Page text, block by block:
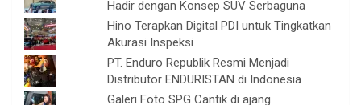
Hadir dengan Konsep SUV Serbaguna
Hino Terapkan Digital PDI untuk Tingkatkan
Akurasi Inspeksi
PT. Enduro Republik Resmi Menjadi
Distributor ENDURISTAN di Indonesia
Galeri Foto SPG Cantik di ajang